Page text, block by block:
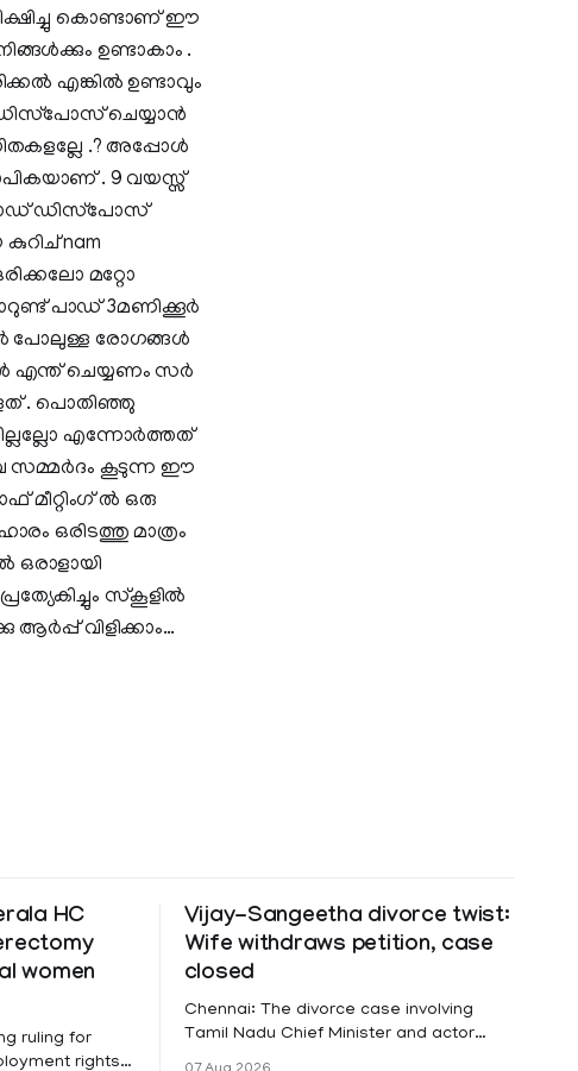
കൊണ്ടാണ് ഈ
ഉണ്ടാകാം .
എങ്കില്‍ ഉണ്ടാവും
ചെയ്യാന്‍
.? അപ്പോള്‍
. 9 വയസ്സ്
പാഡ് ഡിസ്‌പോസ്
nam
മറ്റോ
പാഡ് 3മണിക്കൂര്‍
പോലുള്ള രോഗങ്ങള്‍
എന്ത് ചെയ്യണം സര്‍
. പൊതിഞ്ഞു
എന്നോര്‍ത്തത്
സമ്മര്‍ദം കൂടുന്ന ഈ
മീറ്റിംഗ് ല്‍ ഒരു
ഒരിടത്തു മാത്രം
സ്‌കൂളില്‍
വിളിക്കാം…
HC
women
ruling for
rights,
Vijay-Sangeetha divorce twist:
Wife withdraws petition, case
closed
Chennai: The divorce case involving
Tamil Nadu Chief Minister and actor